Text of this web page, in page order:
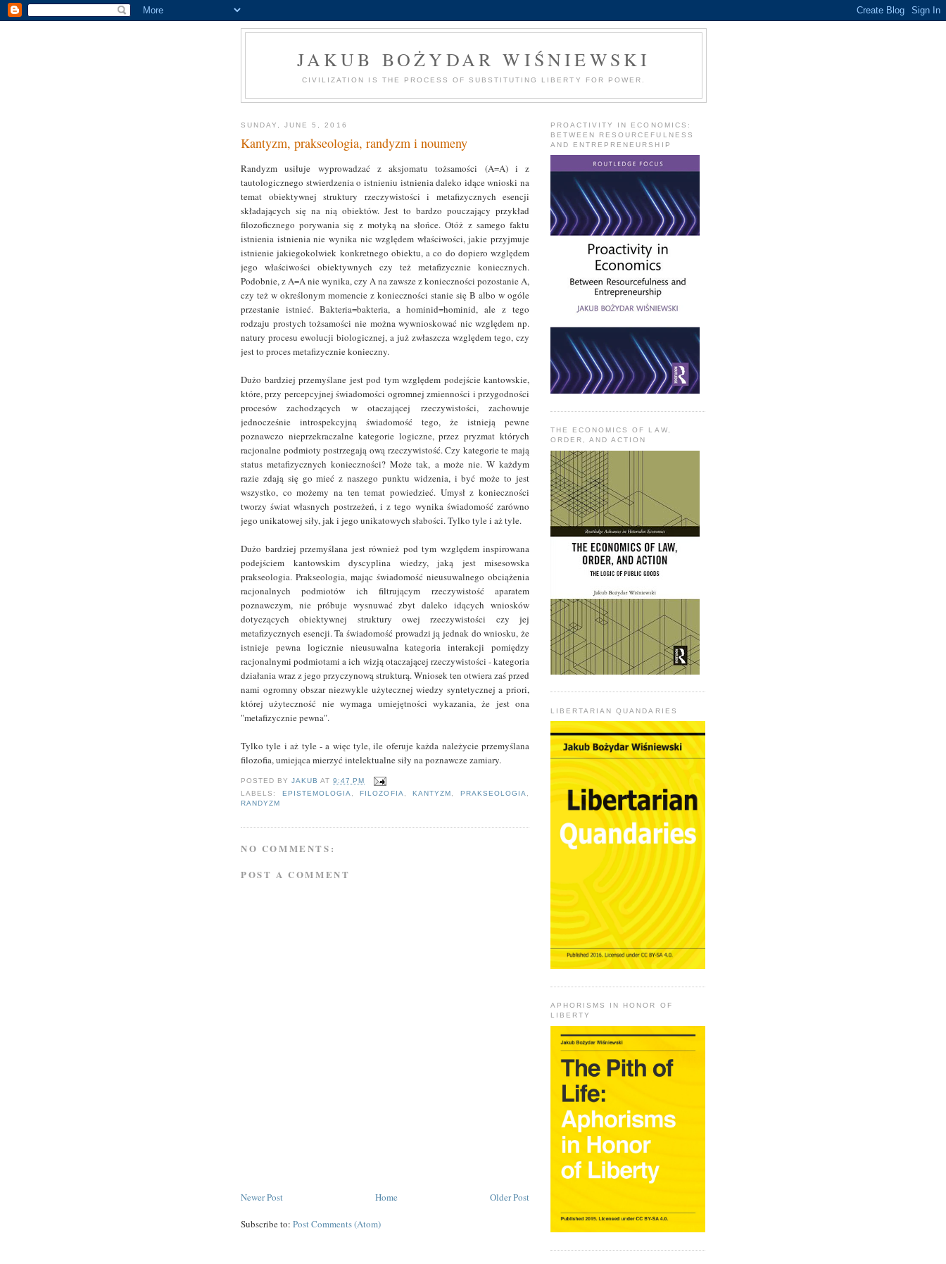
JAKUB BOŻYDAR WIŚNIEWSKI
CIVILIZATION IS THE PROCESS OF SUBSTITUTING LIBERTY FOR POWER.
SUNDAY, JUNE 5, 2016
Kantyzm, prakseologia, randyzm i noumeny
Randyzm usiłuje wyprowadzać z aksjomatu tożsamości (A=A) i z
tautologicznego stwierdzenia o istnieniu istnienia daleko idące wnioski na
temat obiektywnej struktury rzeczywistości i metafizycznych esencji
składających się na nią obiektów. Jest to bardzo pouczający przykład
filozoficznego porywania się z motyką na słońce. Otóż z samego faktu
istnienia istnienia nie wynika nic względem właściwości, jakie przyjmuje
istnienie jakiegokolwiek konkretnego obiektu, a co do dopiero względem
jego właściwości obiektywnych czy też metafizycznie koniecznych.
Podobnie, z A=A nie wynika, czy A na zawsze z konieczności pozostanie A,
czy też w określonym momencie z konieczności stanie się B albo w ogóle
przestanie istnieć. Bakteria=bakteria, a hominid=hominid, ale z tego
rodzaju prostych tożsamości nie można wywnioskować nic względem np.
natury procesu ewolucji biologicznej, a już zwłaszcza względem tego, czy
jest to proces metafizycznie konieczny.
Dużo bardziej przemyślane jest pod tym względem podejście kantowskie,
które, przy percepcyjnej świadomości ogromnej zmienności i przygodności
procesów zachodzących w otaczającej rzeczywistości, zachowuje
jednocześnie introspekcyjną świadomość tego, że istnieją pewne
poznawczo nieprzekraczalne kategorie logiczne, przez pryzmat których
racjonalne podmioty postrzegają ową rzeczywistość. Czy kategorie te mają
status metafizycznych konieczności? Może tak, a może nie. W każdym
razie zdają się go mieć z naszego punktu widzenia, i być może to jest
wszystko, co możemy na ten temat powiedzieć. Umysł z konieczności
tworzy świat własnych postrzeżeń, i z tego wynika świadomość zarówno
jego unikatowej siły, jak i jego unikatowych słabości. Tylko tyle i aż tyle.
Dużo bardziej przemyślana jest również pod tym względem inspirowana
podejściem kantowskim dyscyplina wiedzy, jaką jest misesowska
prakseologia. Prakseologia, mając świadomość nieusuwalnego obciążenia
racjonalnych podmiotów ich filtrującym rzeczywistość aparatem
poznawczym, nie próbuje wysnuwać zbyt daleko idących wniosków
dotyczących obiektywnej struktury owej rzeczywistości czy jej
metafizycznych esencji. Ta świadomość prowadzi ją jednak do wniosku, że
istnieje pewna logicznie nieusuwalna kategoria interakcji pomiędzy
racjonalnymi podmiotami a ich wizją otaczającej rzeczywistości - kategoria
działania wraz z jego przyczynową strukturą. Wniosek ten otwiera zaś przed
nami ogromny obszar niezwykle użytecznej wiedzy syntetycznej a priori,
której użyteczność nie wymaga umiejętności wykazania, że jest ona
"metafizycznie pewna".
Tylko tyle i aż tyle - a więc tyle, ile oferuje każda należycie przemyślana
filozofia, umiejąca mierzyć intelektualne siły na poznawcze zamiary.
POSTED BYJAKUB AT9:47 PM
LABELS: EPISTEMOLOGIA ,FILOZOFIA ,KANTYZM PRAKSEOLOGIA
RANDYZM
NO COMMENTS:
POST A COMMENT
Newer Post Older Post
Home
Subscribe to: Post Comments (Atom)
PROACTIVITY IN ECONOMICS:
BETWEEN RESOURCEFULNESS
AND ENTREPRENEURSHIP
THE ECONOMICS OF LAW,
ORDER, AND ACTION
LIBERTARIAN QUANDARIES
APHORISMS IN HONOR OF
LIBERTY